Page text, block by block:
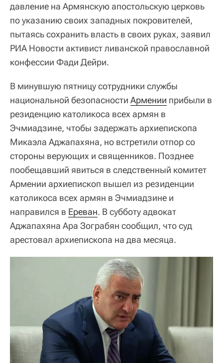
давление на Армянскую апостольскую церковь
по указанию своих западных покровителей,
пытаясь сохранить власть в своих руках, заявил
РИА Новости активист ливанской православной
конфессии Фади Дейри.
В минувшую пятницу сотрудники службы
национальной безопасности Армении прибыли в
резиденцию католикоса всех армян в
Эчмиадзине, чтобы задержать архиепископа
Микаэла Аджапахяна, но встретили отпор со
стороны верующих и священников. Позднее
пообещавший явиться в следственный комитет
Армении архиепископ вышел из резиденции
католикоса всех армян в Эчмиадзине и
направился в Ереван. В субботу адвокат
Аджапахяна Ара Зограбян сообщил, что суд
арестовал архиепископа на два месяца.